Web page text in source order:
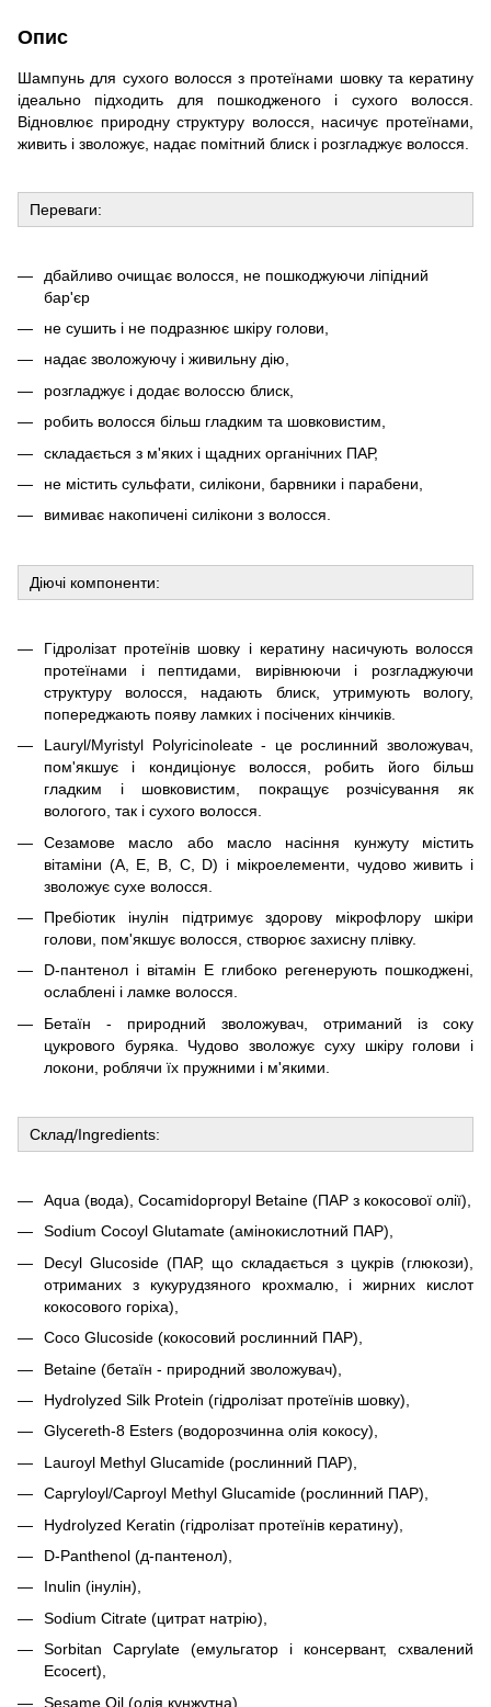
Опис
Шампунь для сухого волосся з протеїнами шовку та кератину
ідеально підходить для пошкодженого і сухого волосся.
Відновлює природну структуру волосся, насичує протеїнами,
живить і зволожує, надає помітний блиск і розгладжує волосся.
Переваги:
дбайливо очищає волосся, не пошкоджуючи ліпідний
бар'єр
не сушить і не подразнює шкіру голови,
надає зволожуючу і живильну дію,
розгладжує і додає волоссю блиск,
робить волосся більш гладким та шовковистим,
складається з м'яких і щадних органічних ПАР,
не містить сульфати, силікони, барвники і парабени,
вимиває накопичені силікони з волосся.
Діючі компоненти:
Гідролізат протеїнів шовку і кератину насичують волосся
протеїнами і пептидами, вирівнюючи і розгладжуючи
структуру волосся, надають блиск, утримують вологу,
попереджають появу ламких і посічених кінчиків.
Lauryl/Myristyl Polyricinoleate - це рослинний зволожувач,
пом'якшує і кондиціонує волосся, робить його більш
гладким і шовковистим, покращує розчісування як
вологого, так і сухого волосся.
Сезамове масло або масло насіння кунжуту містить
вітаміни (А, Е, B, С, D) і мікроелементи, чудово живить і
зволожує сухе волосся.
Пребіотик інулін підтримує здорову мікрофлору шкіри
голови, пом'якшує волосся, створює захисну плівку.
D-пантенол і вітамін Е глибоко регенерують пошкоджені,
ослаблені і ламке волосся.
Бетаїн - природний зволожувач, отриманий із соку
цукрового буряка. Чудово зволожує суху шкіру голови і
локони, роблячи їх пружними і м'якими.
Склад/Ingredients:
Aqua (вода), Cocamidopropyl Betaine (ПАР з кокосової олії),
Sodium Cocoyl Glutamate (амінокислотний ПАР),
Decyl Glucoside (ПАР, що складається з цукрів (глюкози),
отриманих з кукурудзяного крохмалю, і жирних кислот
кокосового горіха),
Coco Glucoside (кокосовий рослинний ПАР),
Betaine (бетаїн - природний зволожувач),
Hydrolyzed Silk Protein (гідролізат протеїнів шовку),
Glycereth-8 Esters (водорозчинна олія кокосу),
Lauroyl Methyl Glucamide (рослинний ПАР),
Capryloyl/Caproyl Methyl Glucamide (рослинний ПАР),
Hydrolyzed Keratin (гідролізат протеїнів кератину),
D-Panthenol (д-пантенол),
Inulin (інулін),
Sodium Citrate (цитрат натрію),
Sorbitan Caprylate (емульгатор і консервант, схвалений
Ecocert),
Sesame Oil (олія кунжутна),